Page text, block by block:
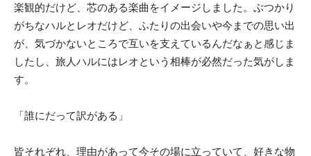
楽観的だけど、芯のある楽曲をイメージしました。ぶつかり
がちなハルとレオだけど、ふたりの出会いや今までの思い出
が、気づかないところで互いを支えているんだなぁと感じま
したし、旅人ハルにはレオという相棒が必然だった気がしま
す。
「誰にだって訳がある」
皆それぞれ、理由があって今その場に立っていて、好きな物